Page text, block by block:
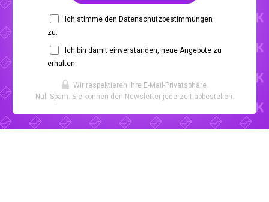
Ich stimme den Datenschutzbestimmungen
zu.
Ich bin damit einverstanden, neue Angebote zu
erhalten.
Wir respektieren Ihre E-Mail-Privatsphäre.
Null Spam. Sie können den Newsletter jederzeit abbestellen.